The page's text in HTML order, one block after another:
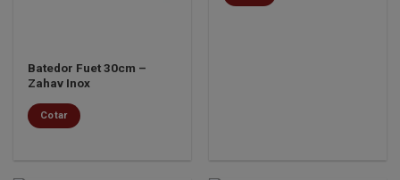
Batedor Fuet 30cm –
Zahav Inox
Cotar